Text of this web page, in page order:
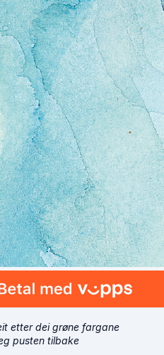
etter dei grøne fargane
pusten tilbake